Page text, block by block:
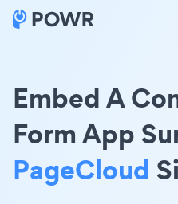
Embed A
Form App
PageCloud